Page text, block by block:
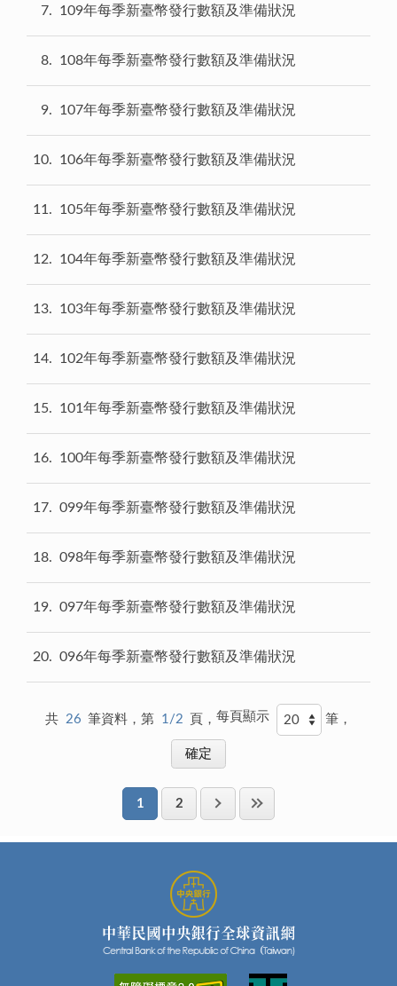
7 109年每季新臺幣發行數額及準備狀況
8 108年每季新臺幣發行數額及準備狀況
9 107年每季新臺幣發行數額及準備狀況
10 106年每季新臺幣發行數額及準備狀況
11 105年每季新臺幣發行數額及準備狀況
12 104年每季新臺幣發行數額及準備狀況
13 103年每季新臺幣發行數額及準備狀況
14 102年每季新臺幣發行數額及準備狀況
15 101年每季新臺幣發行數額及準備狀況
16 100年每季新臺幣發行數額及準備狀況
17 099年每季新臺幣發行數額及準備狀況
18 098年每季新臺幣發行數額及準備狀況
19 097年每季新臺幣發行數額及準備狀況
20 096年每季新臺幣發行數額及準備狀況
共 26 筆資料，第 1/2 頁， 每頁顯示 筆，
1 2